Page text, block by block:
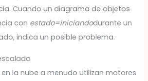
Cuando un diagrama de objetos
con estado=iniciandodurante un
indica un posible problema.
la nube a menudo utilizan motores